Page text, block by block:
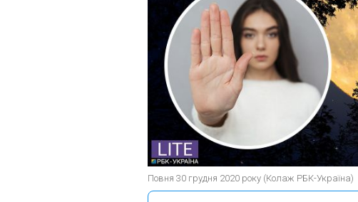
Повня 30 грудня 2020 року (Колаж РБК-Україна)